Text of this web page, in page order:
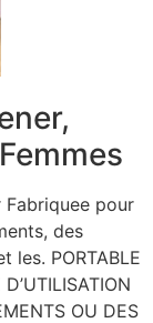
Fabriquee pour
des
les. PORTABLE
OU DES